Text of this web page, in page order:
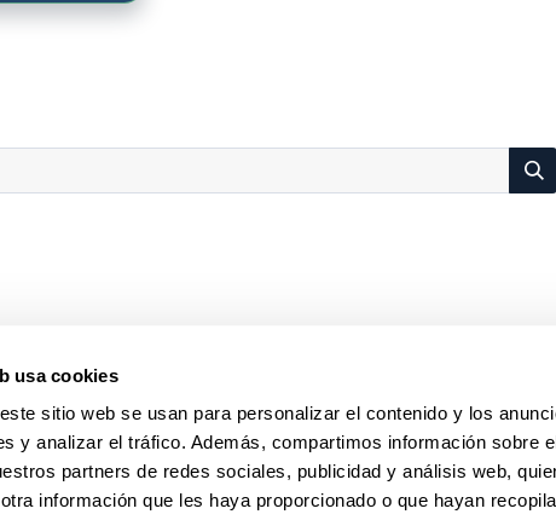
usa cookies
sitio web se usan para personalizar el contenido y los
y analizar el tráfico. Además, compartimos información sobre
partners de redes sociales, publicidad y análisis web,
información que les haya proporcionado o que hayan